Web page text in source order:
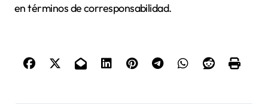
en términos de corresponsabilidad.